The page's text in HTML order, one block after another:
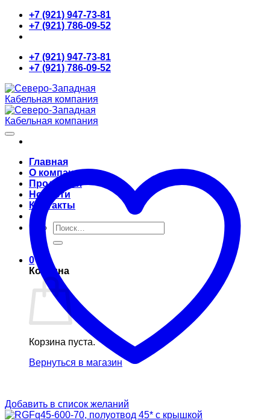
Skip
content
+7 (921) 947-73-81
+7 (921) 786-09-52
+7 (921) 947-73-81
+7 (921) 786-09-52
Главная
О компании
Продукция
Новости
Контакты
Искать:
0
Корзина
Корзина пуста.
Вернуться в магазин
Добавить в список желаний